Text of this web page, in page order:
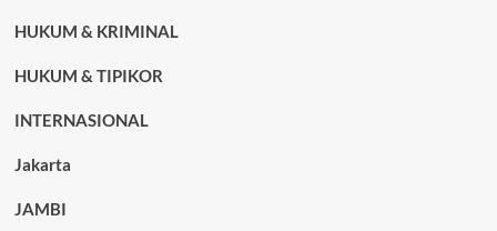
HUKUM & KRIMINAL
HUKUM & TIPIKOR
INTERNASIONAL
Jakarta
JAMBI